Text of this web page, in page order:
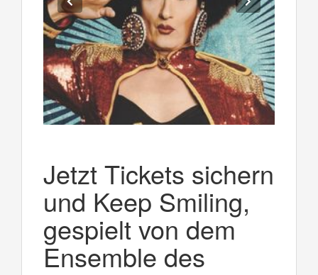
Jetzt Tickets sichern
und Keep Smiling,
gespielt von dem
Ensemble des